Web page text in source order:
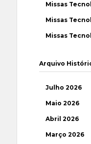
Missas
Missas
Missas
Arquivo
Julho 2026
Maio 2026
Abril 2026
Março 2026